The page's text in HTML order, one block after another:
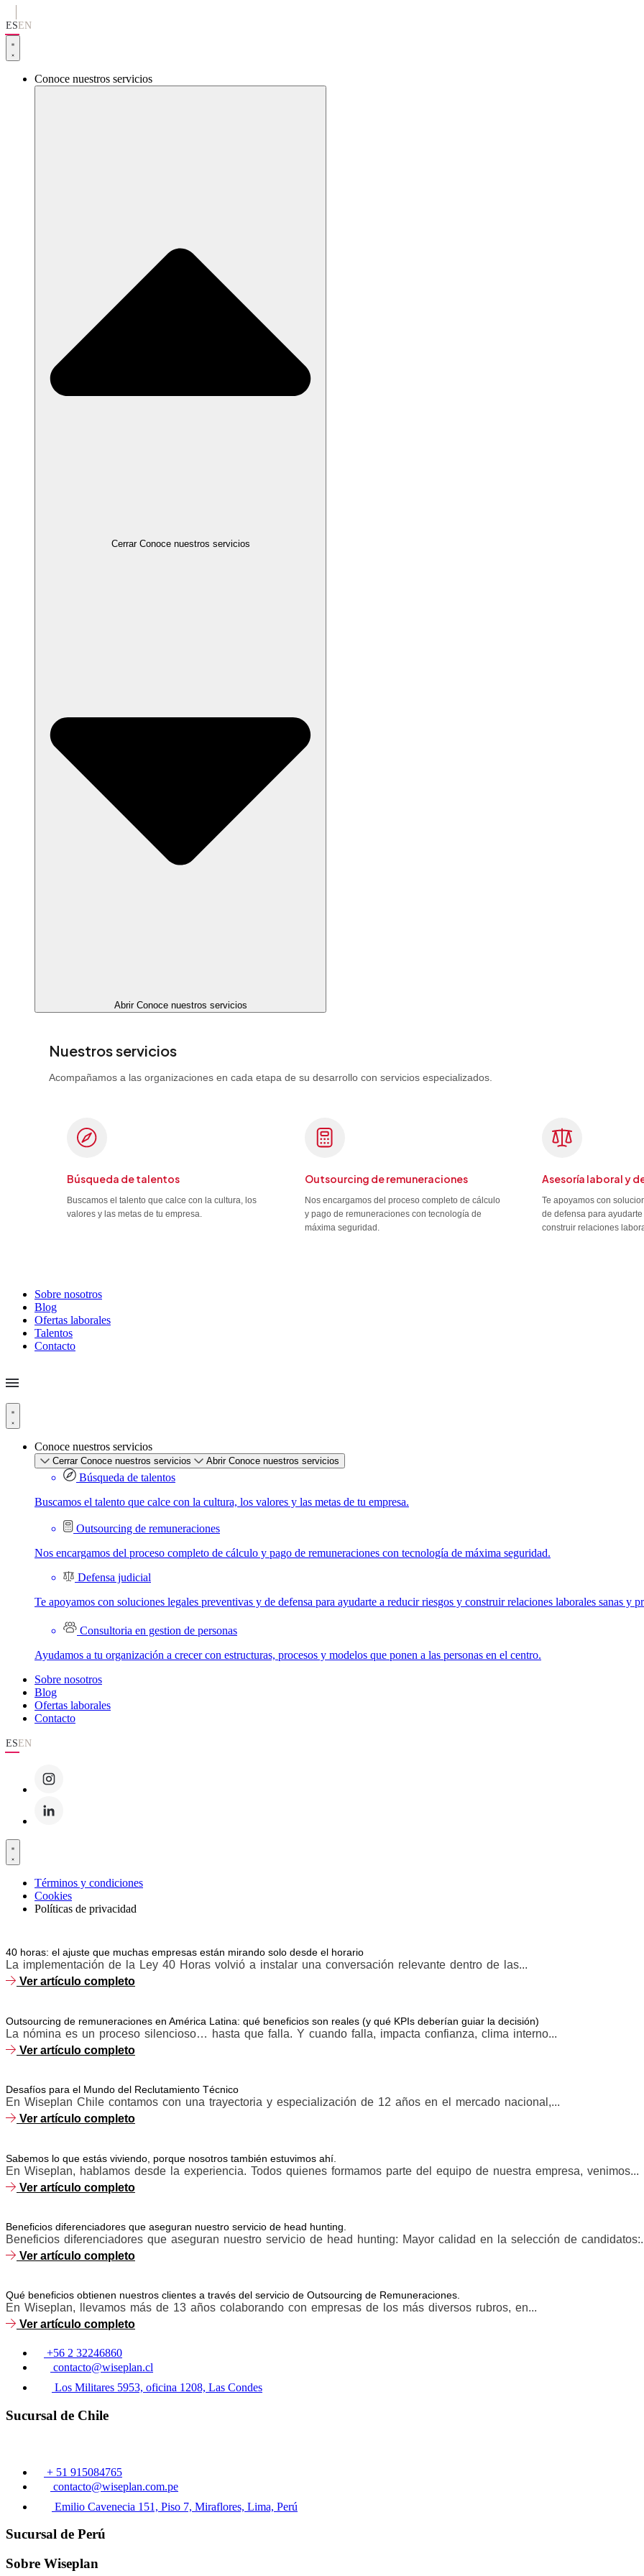
al
contenido
ESEN
Conoce nuestros servicios
Cerrar Conoce nuestros servicios
Abrir Conoce nuestros servicios
Nuestros servicios
Acompañamos a las organizaciones en cada etapa de su desarrollo con servicios especializados.
Búsqueda de talentos
Buscamos el talento que calce con la cultura, los
valores y las metas de tu empresa.
Outsourcing de remuneraciones
Nos encargamos del proceso completo de cálculo
y pago de remuneraciones con tecnología de
máxima seguridad.
Asesoría laboral y
Te apoyamos con
de defensa para
construir relaciones
Sobre nosotros
Blog
Ofertas laborales
Talentos
Contacto
Conoce nuestros servicios
Cerrar Conoce nuestros servicios Abrir Conoce nuestros servicios
Búsqueda de talentos
Buscamos el talento que calce con la cultura, los valores y las metas de tu empresa.
Outsourcing de remuneraciones
Nos encargamos del proceso completo de cálculo y pago de remuneraciones con tecnología de máxima seguridad.
Defensa judicial
Te apoyamos con soluciones legales preventivas y de defensa para ayudarte a reducir riesgos y construir relaciones laborales sanas y
Consultoria en gestion de personas
Ayudamos a tu organización a crecer con estructuras, procesos y modelos que ponen a las personas en el centro.
Sobre nosotros
Blog
Ofertas laborales
Contacto
ESEN
Términos y condiciones
Cookies
Políticas de privacidad
40 horas: el ajuste que muchas empresas están mirando solo desde el horario
La implementación de la Ley 40 Horas volvió a instalar una conversación relevante dentro de las...
Ver artículo completo
Outsourcing de remuneraciones en América Latina: qué beneficios son reales (y qué KPIs deberían guiar la decisión)
La nómina es un proceso silencioso… hasta que falla. Y cuando falla, impacta confianza, clima interno...
Ver artículo completo
Desafíos para el Mundo del Reclutamiento Técnico
En Wiseplan Chile contamos con una trayectoria y especialización de 12 años en el mercado nacional,...
Ver artículo completo
Sabemos lo que estás viviendo, porque nosotros también estuvimos ahí.
En Wiseplan, hablamos desde la experiencia. Todos quienes formamos parte del equipo de nuestra empresa, venimos...
Ver artículo completo
Beneficios diferenciadores que aseguran nuestro servicio de head hunting.
Beneficios diferenciadores que aseguran nuestro servicio de head hunting: Mayor calidad en la selección de
Ver artículo completo
Qué beneficios obtienen nuestros clientes a través del servicio de Outsourcing de Remuneraciones.
En Wiseplan, llevamos más de 13 años colaborando con empresas de los más diversos rubros, en...
Ver artículo completo
+56 2 32246860
contacto@wiseplan.cl
Los Militares 5953, oficina 1208, Las Condes
Sucursal de Chile
+ 51 915084765
contacto@wiseplan.com.pe
Emilio Cavenecia 151, Piso 7, Miraflores, Lima, Perú
Sucursal de Perú
Sobre Wiseplan